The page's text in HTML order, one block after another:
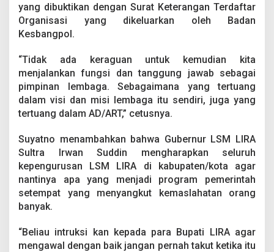
a
n
P
r
i
a
a
yang dibuktikan dengan Surat Keterangan Terdaftar
Organisasi yang dikeluarkan oleh Badan
Kesbangpol.
“Tidak ada keraguan untuk kemudian kita
menjalankan fungsi dan tanggung jawab sebagai
pimpinan lembaga. Sebagaimana yang tertuang
dalam visi dan misi lembaga itu sendiri, juga yang
tertuang dalam AD/ART,” cetusnya.
Suyatno menambahkan bahwa Gubernur LSM LIRA
Sultra Irwan Suddin mengharapkan seluruh
kepengurusan LSM LIRA di kabupaten/kota agar
nantinya apa yang menjadi program pemerintah
setempat yang menyangkut kemaslahatan orang
banyak.
“Beliau intruksi kan kepada para Bupati LIRA agar
mengawal dengan baik jangan pernah takut ketika itu